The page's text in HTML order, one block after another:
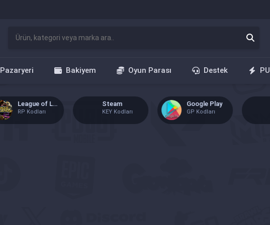
Pazaryeri Bakiyem Oyun Parası Destek
League of Legends Steam Google Play
GP Kodları
Knight Online